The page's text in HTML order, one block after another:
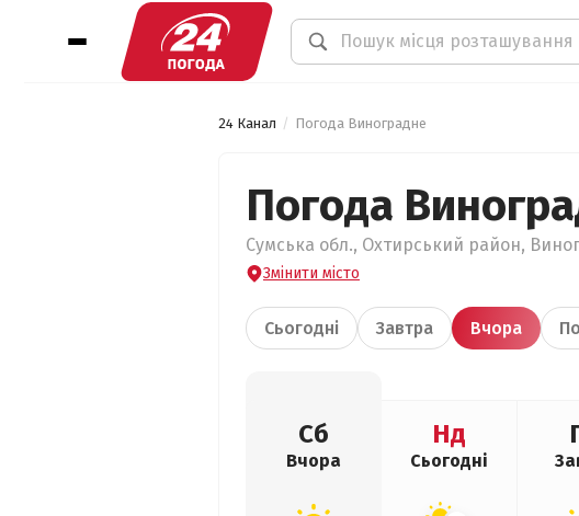
24 Канал Погода Виноградне
Погода
Сумська обл., Охтирський район,
Змінити місто
Сьогодні Завтра Вчора
Сб
Вчора
Нд
Сьогодні